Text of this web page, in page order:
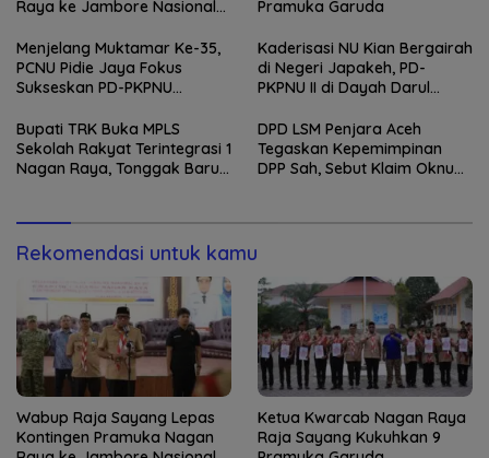
Raya ke Jambore Nasional
Pramuka Garuda
Menjelang Muktamar Ke-35,
PCNU Pidie Jaya Fokus
Sukseskan PD-PKPNU
Kaderisasi NU Kian Bergairah
di Negeri Japakeh, PD-
PKPNU II di Dayah Darul
Diserbu Pendaftar
Bupati TRK Buka MPLS
Sekolah Rakyat Terintegrasi 1
Nagan Raya, Tonggak Baru
DPD LSM Penjara Aceh
Tegaskan Kepemimpinan
DPP Sah, Sebut Klaim Oknum
Publik
Rekomendasi untuk kamu
Wabup Raja Sayang Lepas
Kontingen Pramuka Nagan
Ketua Kwarcab Nagan Raya
Raja Sayang Kukuhkan 9